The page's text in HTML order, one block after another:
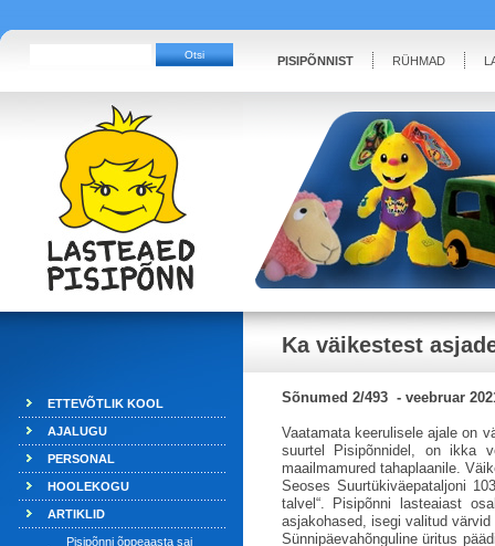
PISIPÕNNIST RÜHMAD
ETTEVÕTLIK KOOL
AJALUGU
PERSONAL
HOOLEKOGU
ARTIKLID
Pisipõnni õppeaasta sai
Ka väikestest
Sõnumed 2/493 - veebruar
Vaatamata keerulisele ajale on
suurtel Pisipõnnidel, on ikka
maailmamured tahaplaanile.
Seoses Suurtükiväepataljoni
talvel“. Pisipõnni lasteaiast
asjakohased, isegi valitud
Sünnipäevahõnguline üritus